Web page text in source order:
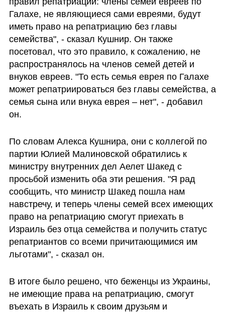
Галахе, не являющиеся сами евреями, будут
иметь право на репатриацию без главы
семейства", - сказал Кушнир. Он также
посетовал, что это правило, к сожалению, не
распространялось на членов семей детей и
внуков евреев. "То есть семья еврея по Галахе
может репатриироваться без главы семейства, а
семья сына или внука еврея – нет", - добавил
он.
По словам Алекса Кушнира, они с коллегой по
партии Юлией Малиновской обратились к
министру внутренних дел Аелет Шакед с
просьбой изменить оба эти решения. "Я рад
сообщить, что министр Шакед пошла нам
навстречу, и теперь члены семей всех имеющих
право на репатриацию смогут приехать в
Израиль без отца семейства и получить статус
репатриантов со всеми причитающимися им
льготами", - сказал он.
В итоге было решено, что беженцы из Украины,
не имеющие права на репатриацию, смогут
въехать в Израиль к своим друзьям и